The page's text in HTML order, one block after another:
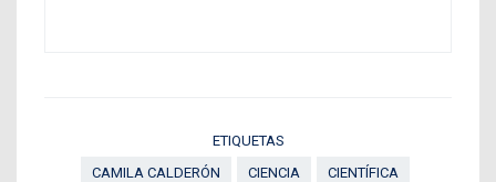
ETIQUETAS
CAMILA CALDERÓN
CIENCIA CIENTÍFICA